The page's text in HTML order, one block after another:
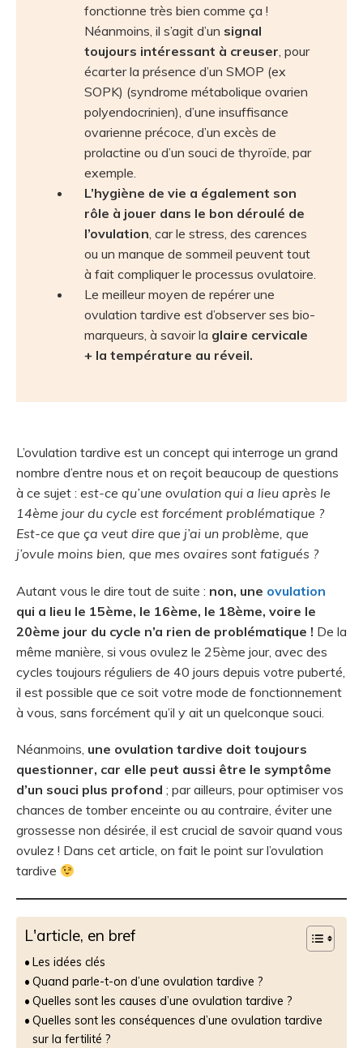
fonctionne très bien comme ça !
Néanmoins, il s’agit d’un signal
toujours intéressant à creuser, pour
écarter la présence d’un SMOP (ex
SOPK) (syndrome métabolique ovarien
polyendocrinien), d’une insuffisance
ovarienne précoce, d’un excès de
prolactine ou d’un souci de thyroïde, par
exemple.
L’hygiène de vie a également son
rôle à jouer dans le bon déroulé de
l’ovulation, car le stress, des carences
ou un manque de sommeil peuvent tout
à fait compliquer le processus ovulatoire.
Le meilleur moyen de repérer une
ovulation tardive est d’observer ses bio-
marqueurs, à savoir la glaire cervicale
+ la température au réveil.
L’ovulation tardive est un concept qui interroge un grand
nombre d’entre nous et on reçoit beaucoup de questions
à ce sujet : est-ce qu’une ovulation qui a lieu après le
14ème jour du cycle est forcément problématique ?
Est-ce que ça veut dire que j’ai un problème, que
j’ovule moins bien, que mes ovaires sont fatigués ?
Autant vous le dire tout de suite : non, une ovulation
qui a lieu le 15ème, le 16ème, le 18ème, voire le
20ème jour du cycle n’a rien de problématique ! De la
même manière, si vous ovulez le 25ème jour, avec des
cycles toujours réguliers de 40 jours depuis votre puberté,
il est possible que ce soit votre mode de fonctionnement
à vous, sans forcément qu’il y ait un quelconque souci.
Néanmoins, une ovulation tardive doit toujours
questionner, car elle peut aussi être le symptôme
d’un souci plus profond ; par ailleurs, pour optimiser vos
chances de tomber enceinte ou au contraire, éviter une
grossesse non désirée, il est crucial de savoir quand vous
ovulez ! Dans cet article, on fait le point sur l’ovulation
tardive
L'article, en bref
Les idées clés
Quand parle-t-on d’une ovulation tardive ?
Quelles sont les causes d’une ovulation tardive ?
Quelles sont les conséquences d’une ovulation tardive
sur la fertilité ?